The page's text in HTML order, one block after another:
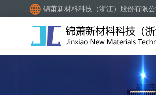
锦萧新材料科技（浙江）股份有限